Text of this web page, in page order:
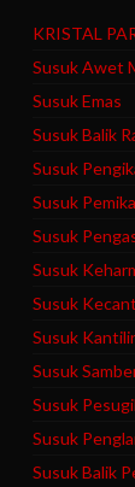
KRISTAL
Susuk Awet
Susuk Emas
Susuk Balik
Susuk
Susuk
Susuk
Susuk
Susuk
Susuk
Susuk
Susuk
Susuk
Susuk Balik